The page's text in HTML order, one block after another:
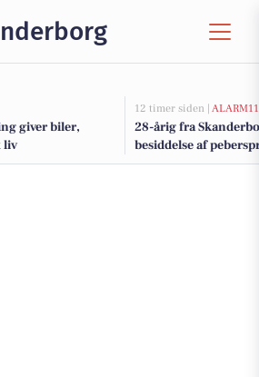
giver biler,
liv
12 timer siden |
28-årig fra
besiddelse af